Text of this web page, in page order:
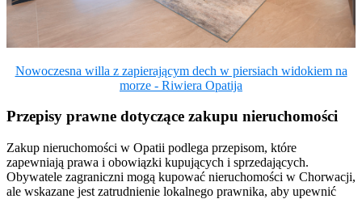
Nowoczesna willa z zapierającym dech w piersiach widokiem na
morze - Riwiera Opatija
Przepisy prawne dotyczące zakupu nieruchomości
Zakup nieruchomości w Opatii podlega przepisom, które
zapewniają prawa i obowiązki kupujących i sprzedających.
Obywatele zagraniczni mogą kupować nieruchomości w Chorwacji,
ale wskazane jest zatrudnienie lokalnego prawnika, aby upewnić